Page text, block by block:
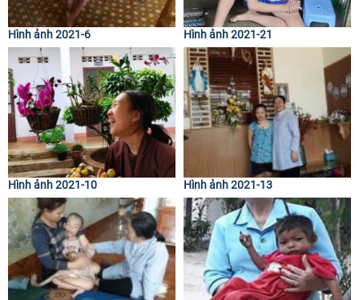
Hình ảnh 2021-6 Hình ảnh 2021-21
Hình ảnh 2021-10 Hình ảnh 2021-13